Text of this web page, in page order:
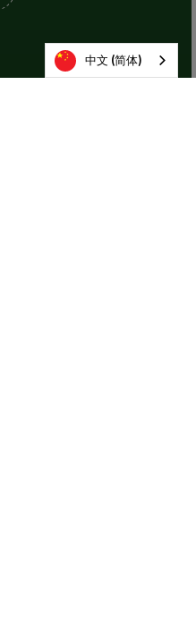
中文 (简体)